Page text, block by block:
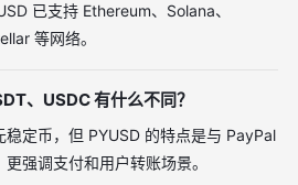
已支持 Ethereum、Solana、
等网络。
、USDC 有什么不同？
稳定币，但 PYUSD 的特点是与 PayPal
强调支付和用户转账场景。